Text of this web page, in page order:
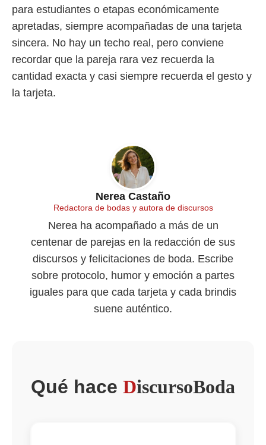
para estudiantes o etapas económicamente
apretadas, siempre acompañadas de una tarjeta
sincera. No hay un techo real, pero conviene
recordar que la pareja rara vez recuerda la
cantidad exacta y casi siempre recuerda el gesto y
la tarjeta.
Nerea Castaño
Redactora de bodas y autora de discursos
Nerea ha acompañado a más de un
centenar de parejas en la redacción de sus
discursos y felicitaciones de boda. Escribe
sobre protocolo, humor y emoción a partes
iguales para que cada tarjeta y cada brindis
suene auténtico.
Qué hace DiscursoBoda